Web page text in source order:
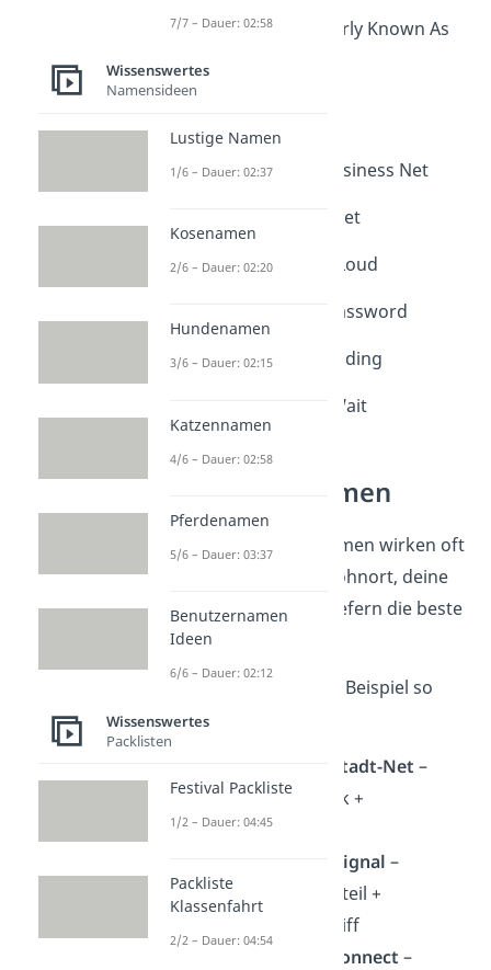
7. The Network Formerly Known As
8. No Free Wi-Fi Here
10. Mind Your Own Business Net
11. Definitely Not Skynet
12. Your Music is Too Loud
13. The Password is Password
14. Free Wi-Fi – Just Kidding
15. Loading… Please Wait
DIY‑WLAN‑Namen
Persönliche WLAN-Namen wirken oft
am stärksten. Dein Wohnort, deine
HobbysundInsider
liefern die beste
Grundlage dafür.
Das könnte dann zum Beispiel so
aussehen:
MünchenMaxvorstadt-Net –
Stadtname + Bezirk +
Netzwerkbegriff
HamburgAltona_Signal –
Stadtname + Stadtteil +
Unterstrich + Begriff
KletterhalleSüd_Connect –
7/7 – Dauer: 02:58
Wissenswertes
Namensideen
Lustige Namen
1/6 – Dauer: 02:37
Kosenamen
2/6 – Dauer: 02:20
Hundenamen
3/6 – Dauer: 02:15
Katzennamen
4/6 – Dauer: 02:58
Pferdenamen
5/6 – Dauer: 03:37
Benutzernamen
Ideen
6/6 – Dauer: 02:12
Wissenswertes
Packlisten
Festival Packliste
1/2 – Dauer: 04:45
Packliste
Klassenfahrt
2/2 – Dauer: 04:54